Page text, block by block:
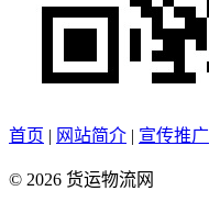
首页 | 网站简介 | 宣传推广
© 2026 货运物流网